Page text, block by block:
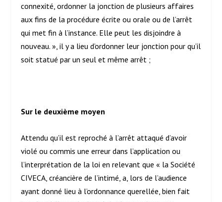
connexité, ordonner la jonction de plusieurs affaires
aux fins de la procédure écrite ou orale ou de l’arrêt
qui met fin à l’instance. Elle peut les disjoindre à
nouveau. », il y a lieu d’ordonner leur jonction pour qu’il
soit statué par un seul et même arrêt ;
Sur le deuxième moyen
Attendu qu’il est reproché à l’arrêt attaqué d’avoir
violé ou commis une erreur dans l’application ou
l’interprétation de la loi en relevant que « la Société
CIVECA, créancière de l’intimé, a, lors de l’audience
ayant donné lieu à l’ordonnance querellée, bien fait